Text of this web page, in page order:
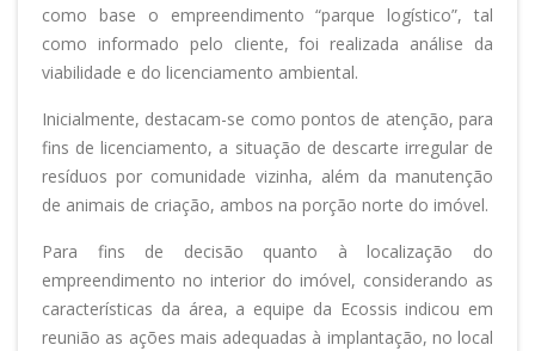
como base o empreendimento “parque logístico”, tal
como informado pelo cliente, foi realizada análise da
viabilidade e do licenciamento ambiental.
Inicialmente, destacam-se como pontos de atenção, para
fins de licenciamento, a situação de descarte irregular de
resíduos por comunidade vizinha, além da manutenção
de animais de criação, ambos na porção norte do imóvel.
Para fins de decisão quanto à localização do
empreendimento no interior do imóvel, considerando as
características da área, a equipe da Ecossis indicou em
reunião as ações mais adequadas à implantação, no local